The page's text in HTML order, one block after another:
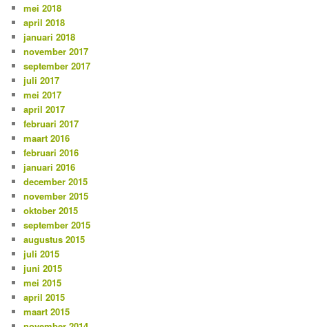
mei 2018
april 2018
januari 2018
november 2017
september 2017
juli 2017
mei 2017
april 2017
februari 2017
maart 2016
februari 2016
januari 2016
december 2015
november 2015
oktober 2015
september 2015
augustus 2015
juli 2015
juni 2015
mei 2015
april 2015
maart 2015